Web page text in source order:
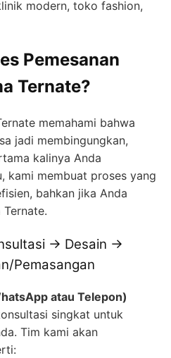
modern, toko fashion,
Pemesanan
Ternate?
memahami bahwa
jadi membingungkan,
kalinya Anda
kami membuat proses yang
bahkan jika Anda
→ Desain →
Pemasangan
atau Telepon)
singkat untuk
Tim kami akan